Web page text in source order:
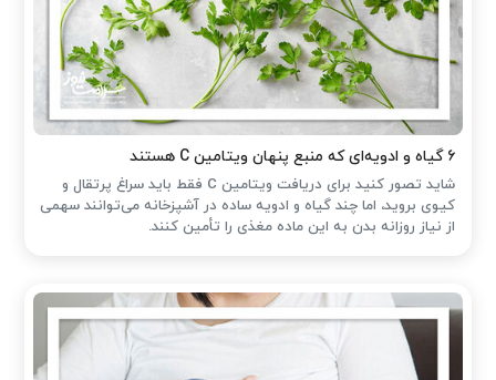
۶ گیاه و ادویه‌ای که منبع پنهان ویتامین C هستند
شاید تصور کنید برای دریافت ویتامین C فقط باید سراغ پرتقال و
کیوی بروید، اما چند گیاه و ادویه ساده در آشپزخانه می‌توانند سهمی
از نیاز روزانه بدن به این ماده مغذی را تأمین کنند.